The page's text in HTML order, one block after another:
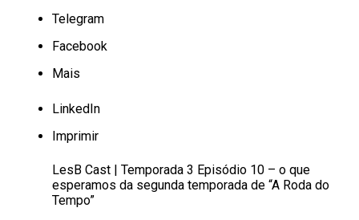
Telegram
Facebook
Mais
LinkedIn
Imprimir
LesB Cast | Temporada 3 Episódio 10 – o que
esperamos da segunda temporada de “A Roda do
Tempo”